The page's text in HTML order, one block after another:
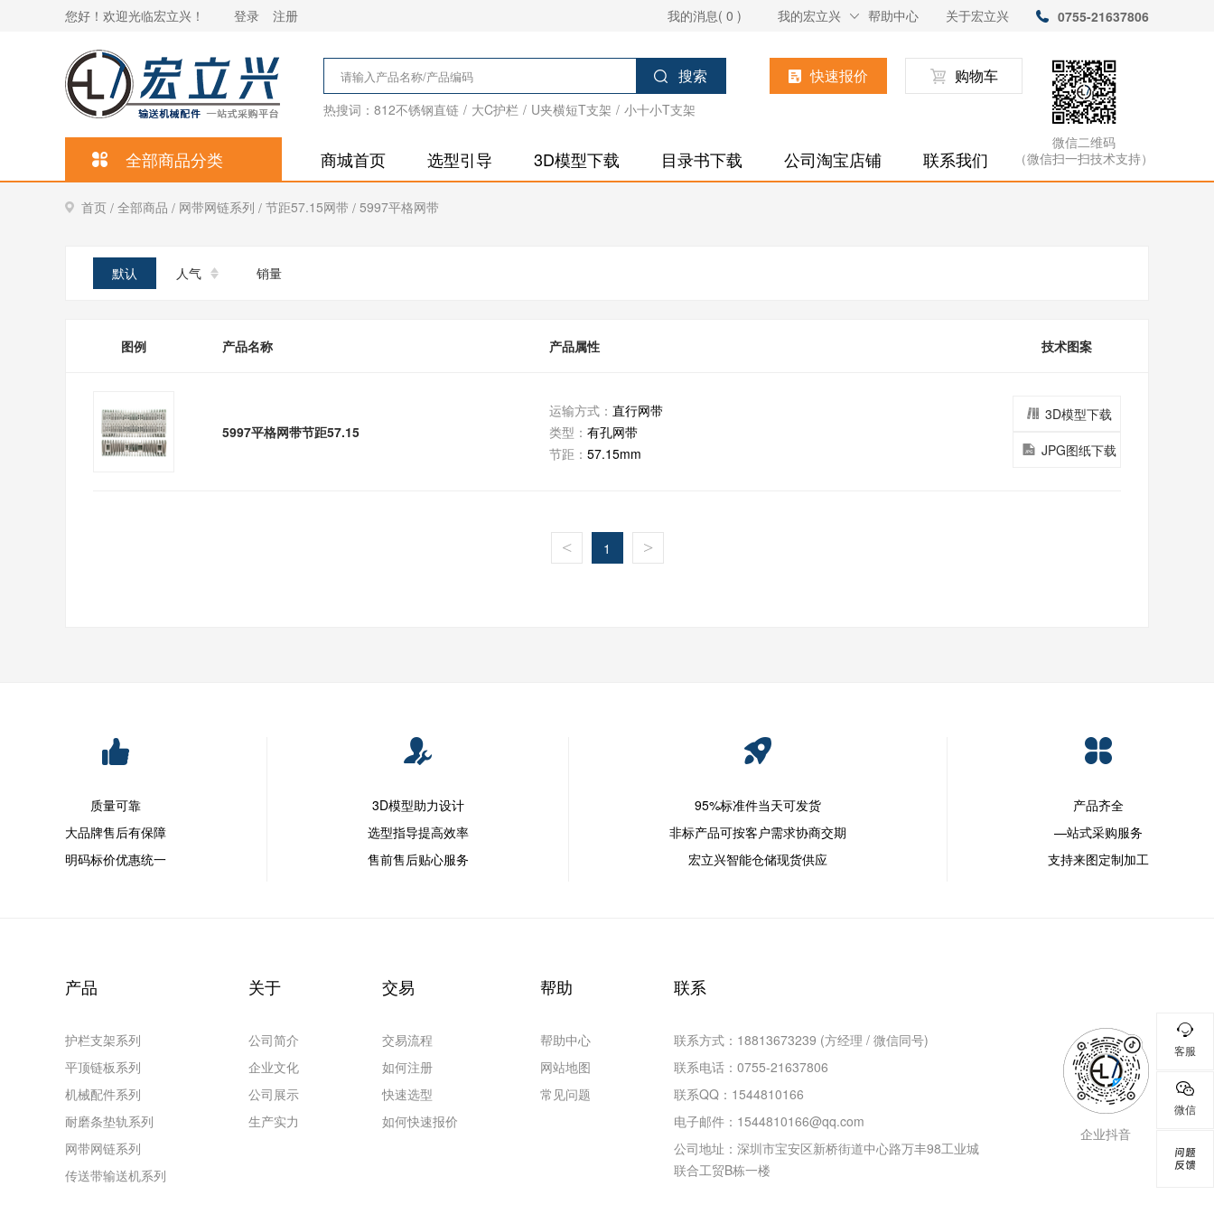
您好！欢迎光临宏立兴！ 登录 注册 我的消息( 0 ) 我的宏立兴 帮助中心 关于宏立兴 0755-21637806
搜索
热搜词： 812不锈钢直链 / 大C护栏 / U夹横短T支架 / 小十小T支架
快速报价 购物车
微信二维码
（微信扫一扫技术支持）
全部商品分类 商城首页 选型引导 3D模型下载 目录书下载 公司淘宝店铺 联系我们
首页 / 全部商品 / 网带网链系列 / 节距57.15网带 / 5997平格网带
默认 人气 销量
图例 产品名称 产品属性 技术图案
5997平格网带节距57.15
运输方式：直行网带
类型：有孔网带
节距：57.15mm
3D模型下载
JPG图纸下载
< 1 >
质量可靠
大品牌售后有保障
明码标价优惠统一
3D模型助力设计
选型指导提高效率
售前售后贴心服务
95%标准件当天可发货
非标产品可按客户需求协商交期
宏立兴智能仓储现货供应
产品齐全
—站式采购服务
支持来图定制加工
产品
护栏支架系列
平顶链板系列
机械配件系列
耐磨条垫轨系列
网带网链系列
传送带输送机系列
关于
公司简介
企业文化
公司展示
生产实力
交易
交易流程
如何注册
快速选型
如何快速报价
帮助
帮助中心
网站地图
常见问题
联系
联系方式：18813673239 (方经理 / 微信同号)
联系电话： 0755-21637806
联系QQ：1544810166
电子邮件： 1544810166@qq.com
公司地址：深圳市宝安区新桥街道中心路万丰98工业城
联合工贸B栋一楼
企业抖音
客服
微信
问题
反馈